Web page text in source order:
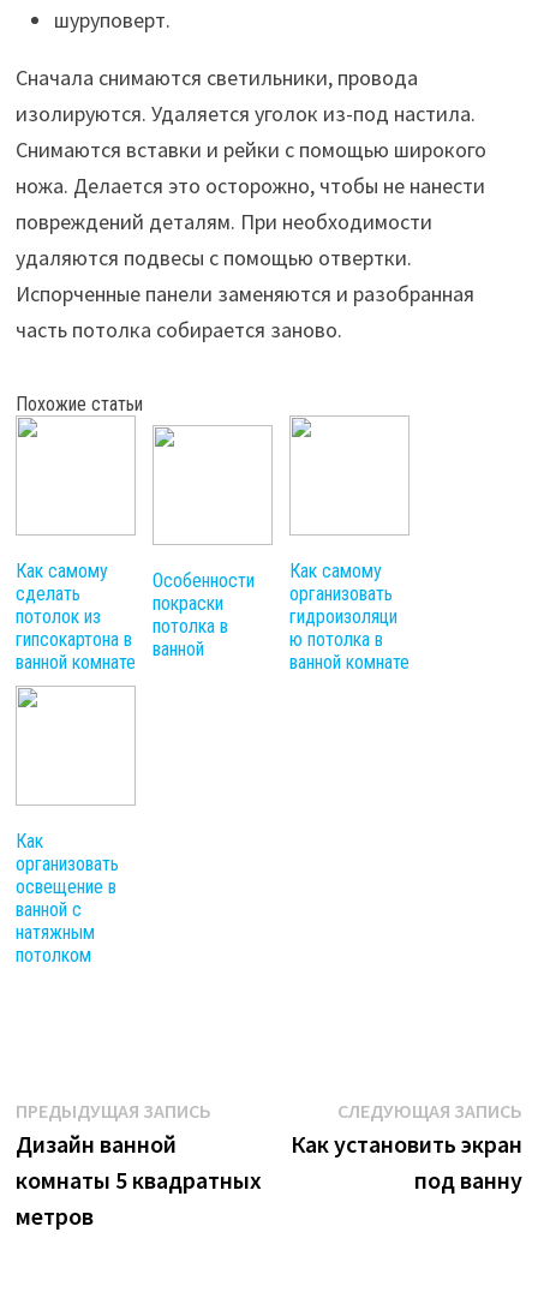
шуруповерт.
Сначала снимаются светильники, провода
изолируются. Удаляется уголок из-под настила.
Снимаются вставки и рейки с помощью широкого
ножа. Делается это осторожно, чтобы не нанести
повреждений деталям. При необходимости
удаляются подвесы с помощью отвертки.
Испорченные панели заменяются и разобранная
часть потолка собирается заново.
Похожие статьи
Как самому
сделать
потолок из
гипсокартона в
ванной комнате
Особенности
покраски
потолка в
ванной
Как самому
организовать
гидроизоляци
ю потолка в
ванной комнате
Как
организовать
освещение в
ванной с
натяжным
потолком
Навигация
по
записям
ПРЕДЫДУЩАЯ ЗАПИСЬПредыдущая
Дизайн ванной
комнаты 5 квадратных
метров
СЛЕДУЮЩАЯ ЗАПИСЬ
Как установить экран
под ванну